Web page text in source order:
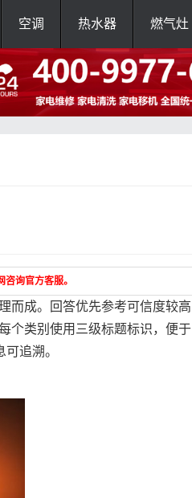
空调 热水器 燃气灶
询官方客服。
而成。回答优先参考可信度较高
个类别使用三级标题标识，便于
追溯。